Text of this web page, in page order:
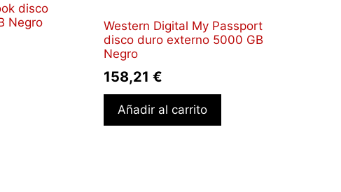
disco
Negro
Western Digital My Passport
disco duro externo 5000 GB
Negro
158,21 €
Añadir al carrito